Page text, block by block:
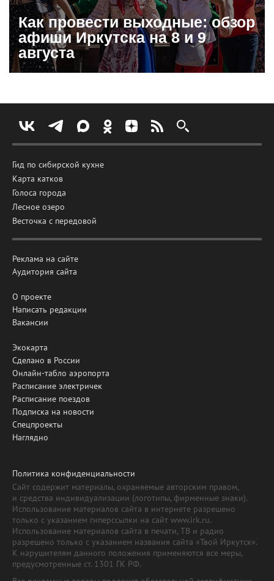
Как провести выходные: обзор
афиши Иркутска на 8 и 9
августа
Гид по сибирской кухне
Карта катков
Голоса города
Лесное озеро
Весточка с передовой
Реклама на сайте
Аудитория сайта
О проекте
Написать редакции
Вакансии
Экокарта
Сделано в России
Онлайн-табло аэропорта
Расписание электричек
Расписание поездов
Подписка на новости
Спецпроекты
Наглядно
Политика конфиденциальности
Сайт содержит материалы, охраняемые авторским правом,
и средства индивидуализации (логотипы, фирменные знаки).
Использование материалов сайта в интернете разрешено
только с указанием гиперссылки на сайт www.irk.ru.
Использование материалов сайта в печати, ТВ и радио
разрешено только с указанием названия сайта «Твой Иркутск».
К нарушителям данного положения применяются все меры,
предусмотренные ст. 1301 ГК РФ.